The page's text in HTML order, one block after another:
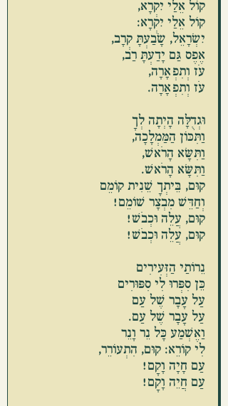
קוֹל אֵלַי יִקְרָא,
קוֹל אֵלַי יִקְרָא:
יִשְׂרָאֵל, שָׂבַעְתָּ קְרָב,
אֶפֶס גַּם יָדַעְתָּ רַב,
עֹז וְתִפְאָרָה,
עֹז וְתִפְאָרָה.
וּגְדֻלָּה הָיְתָה לְךָ
וַתִּכּוֹן הַמַּמְלָכָה,
וַתִּשָּׂא הָרֹאשׁ,
וַתִּשָּׂא הָרֹאשׁ.
קוּם, בֵּיתְךָ שֵׁנִית קוֹמֵם
וְחַדֵּשׁ מִבְצָר שׁוֹמֵם!
קוּם, עֲלֵה וּכְבֹשׁ!
קוּם, עֲלֵה וּכְבֹשׁ!
נֵרוֹתַי הַזְּעִירִים
כֵּן סִפְּרוּ לִי סִפּוּרִים
עַל עָבָר שֶׁל עַם
עַל עָבָר שֶׁל עַם.
וַאֶשְׁמַע כָּל נֵר וָנֵר
לִי קוֹרֵא: קוּם, הִתְעוֹרֵר,
עַם חָיָה וָקָם!
עַם חֲיֵה וָקָם!